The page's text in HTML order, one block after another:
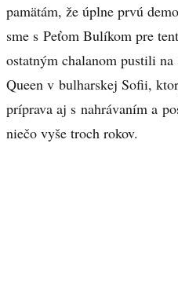
pamätám, že úplne prvú
sme s Peťom Bulíkom pre
ostatným chalanom pustili
Queen v bulharskej Sofii,
príprava aj s nahrávaním a
niečo vyše troch rokov.